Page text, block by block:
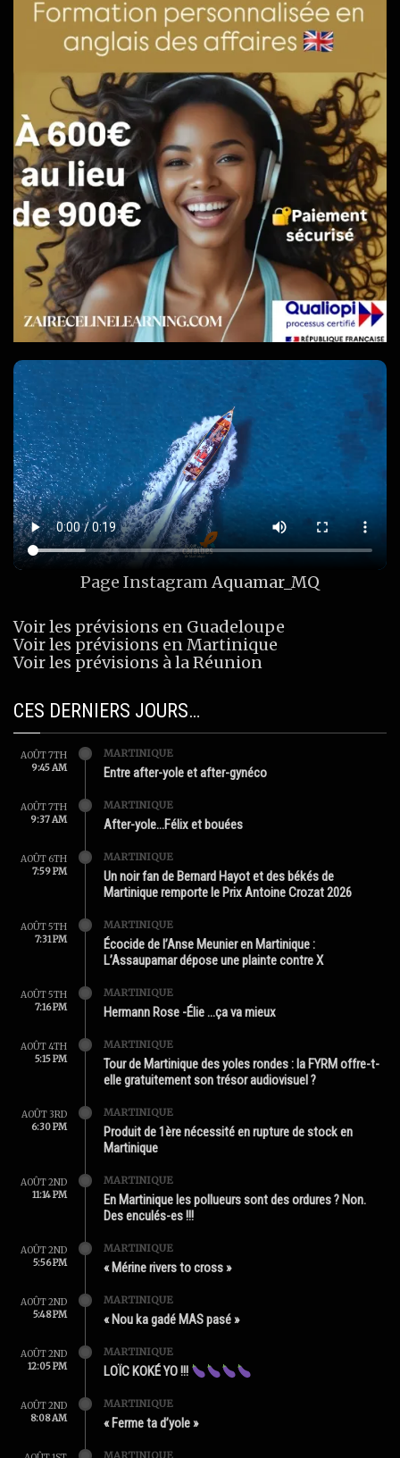
Page InstagramAquamar_MQ
Voir les prévisions en Guadeloupe
Voir les prévisions en Martinique
Voir les prévisions à la Réunion
CES DERNIERS JOURS…
AOÛT 7TH
9:45 AM
MARTINIQUE
Entre after-yole et after-gynéco
AOÛT 7TH
9:37 AM
MARTINIQUE
After-yole…Félix et bouées
AOÛT 6TH
7:59 PM
MARTINIQUE
Un noir fan de Bernard Hayot et des békés de
Martinique remporte le Prix Antoine Crozat 2026
AOÛT 5TH
7:31 PM
MARTINIQUE
Écocide de l’Anse Meunier en Martinique :
L’Assaupamar dépose une plainte contre X
AOÛT 5TH
7:16 PM
MARTINIQUE
Hermann Rose -Élie …ça va mieux
AOÛT 4TH
5:15 PM
MARTINIQUE
Tour de Martinique des yoles rondes : la FYRM offre-t-
elle gratuitement son trésor audiovisuel ?
AOÛT 3RD
6:30 PM
MARTINIQUE
Produit de 1ère nécessité en rupture de stock en
Martinique
AOÛT 2ND
11:14 PM
MARTINIQUE
En Martinique les pollueurs sont des ordures ? Non.
Des enculés-es !!!
AOÛT 2ND
5:56 PM
MARTINIQUE
« Mérine rivers to cross »
AOÛT 2ND
5:48 PM
MARTINIQUE
« Nou ka gadé MAS pasé »
AOÛT 2ND
12:05 PM
MARTINIQUE
LOÏC KOKÉ YO !!!
AOÛT 2ND
8:08 AM
MARTINIQUE
« Ferme ta d’yole »
MARTINIQUE